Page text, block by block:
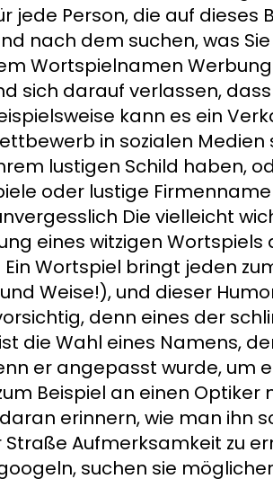
jede Person, die auf dieses
nach dem suchen, was
Wortspielnamen
sich darauf verlassen,
kann es ein
in sozialen Medien
lustigen Schild haben,
oder lustige
Die vielleicht
eines witzigen
Wortspiel bringt jeden
Weise!), und dieser
denn eines der
die Wahl eines Namens,
er angepasst wurde, um
Beispiel an einen Optiker
erinnern, wie man ihn
Aufmerksamkeit zu
suchen sie